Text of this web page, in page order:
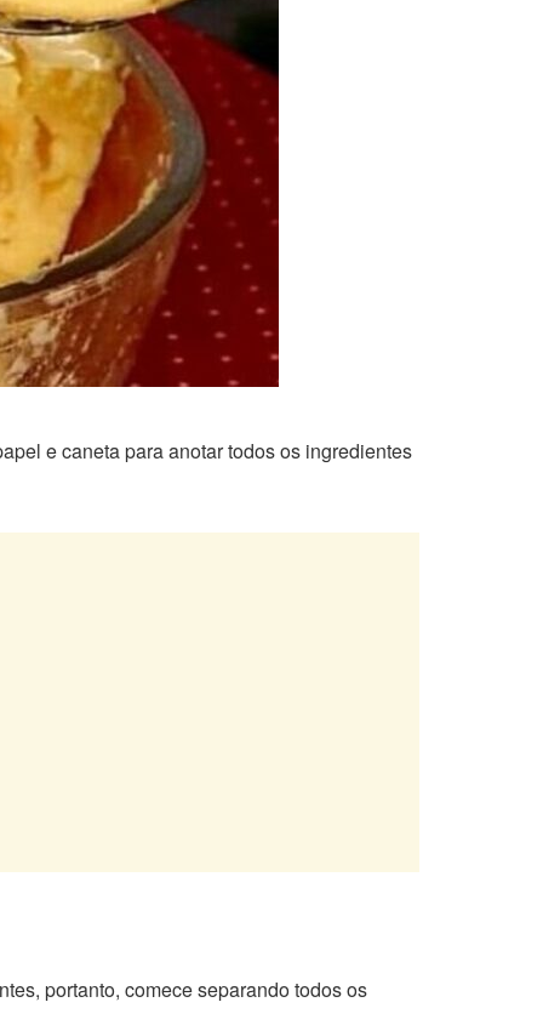
e caneta para anotar todos os ingredientes
portanto, comece separando todos os